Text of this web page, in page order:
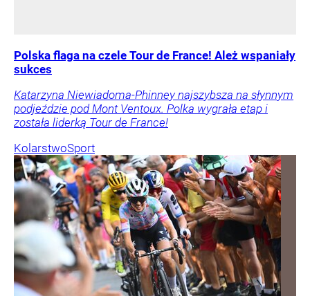
Polska flaga na czele Tour de France! Ależ wspaniały
sukces
Katarzyna Niewiadoma-Phinney najszybsza na słynnym
podjeździe pod Mont Ventoux. Polka wygrała etap i
została liderką Tour de France!
KolarstwoSport